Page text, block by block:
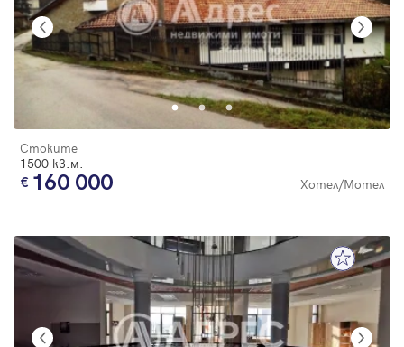
Стоките
1500 кв.м.
160 000 Хотел/Мотел